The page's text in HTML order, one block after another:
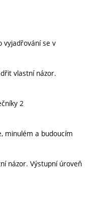
vyjadřování se v
vlastní názor.
2
minulém a budoucím
názor. Výstupní úroveň